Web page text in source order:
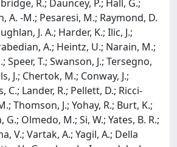
R.; Dauncey, P.; Hall, G.;
A. -M.; Pesaresi, M.; Raymond, D.
J. A.; Harder, K.; Ilic, J.;
A.; Heintz, U.; Narain, M.;
Speer, T.; Swanson, J.; Tersegno,
J.; Chertok, M.; Conway, J.;
C.; Lander, R.; Pellett, D.; Ricci-
Thomson, J.; Yohay, R.; Burt, K.;
G.; Olmedo, M.; Si, W.; Yates, B. R.;
V.; Vartak, A.; Yagil, A.; Della